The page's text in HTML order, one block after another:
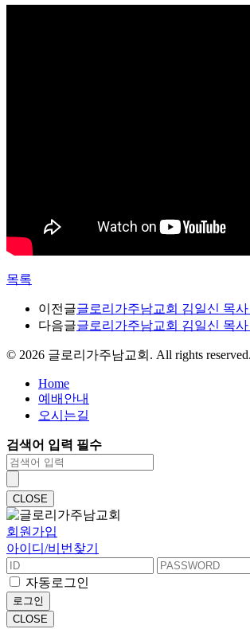
목록
이전글글로리가주남교회 김일신 목
다음글글로리가주남교회 김일신 목
© 2026 글로리가주남교회. All rights reserved.
Home
예배안내
오시는길
검색어 입력 필수
CLOSE
회원가입
아이디/비번찾기
자동로그인
로그인
CLOSE